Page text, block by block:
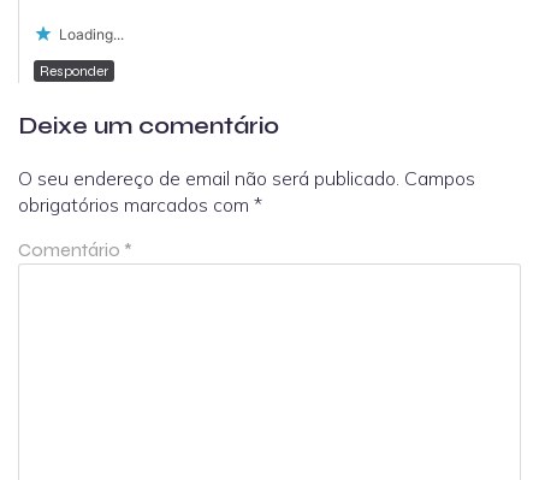
Loading...
Responder
Deixe um comentário
O seu endereço de email não será publicado. Campos
obrigatórios marcados com *
Comentário *